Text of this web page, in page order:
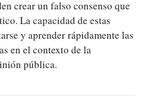
crear un falso consenso que
La capacidad de estas
y aprender rápidamente las
en el contexto de la
pública.